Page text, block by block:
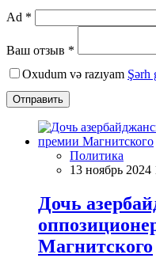
Ad *
Ваш отзыв *
Oxudum və razıyam Şərh
Отправить
Политика
13 ноябрь 2024
Дочь
Магнитского